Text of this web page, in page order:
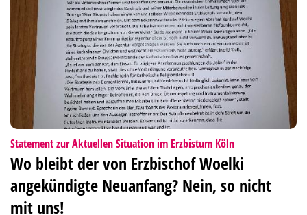
Statement zur Aktuellen Situation im Erzbistum Köln:
Wo bleibt der von Erzbischof Woelki
angekündigte Neuanfang? Nein, so nicht
mit uns!